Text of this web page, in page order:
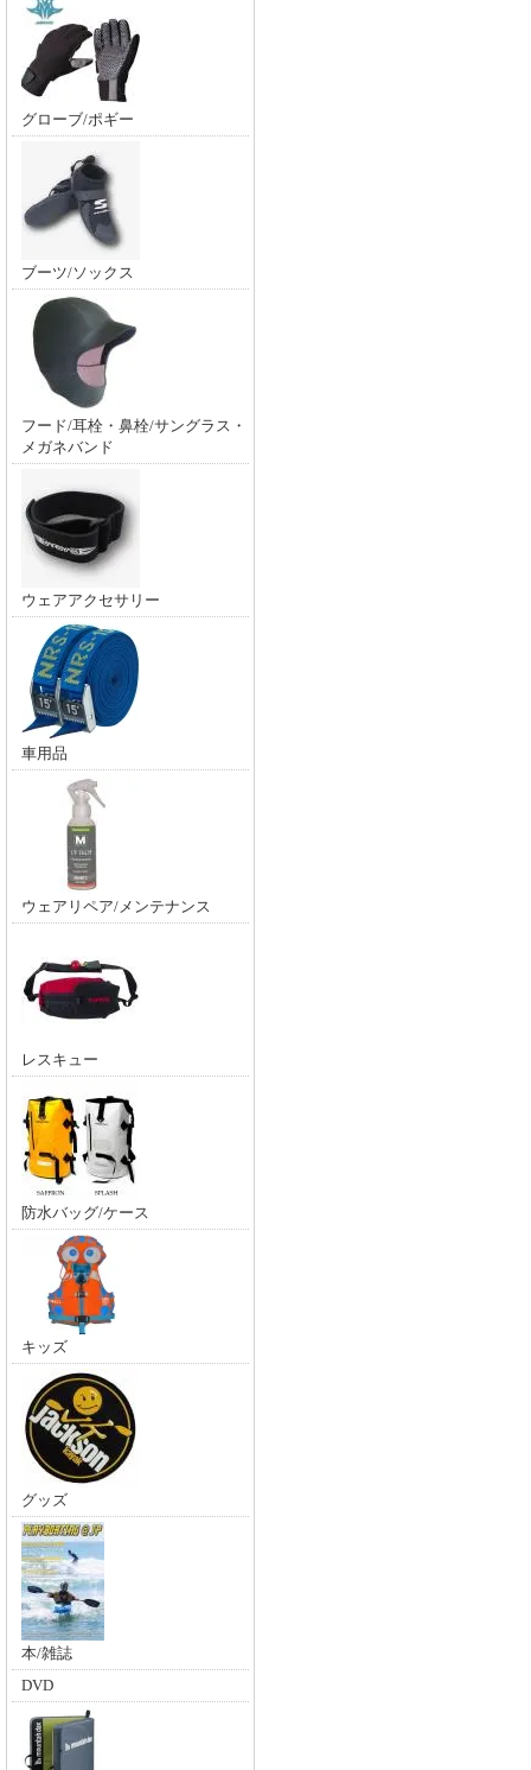
グローブ/ポギー
ブーツ/ソックス
フード/耳栓・鼻栓/サングラス・
メガネバンド
ウェアアクセサリー
車用品
ウェアリペア/メンテナンス
レスキュー
防水バッグ/ケース
キッズ
グッズ
本/雑誌
DVD